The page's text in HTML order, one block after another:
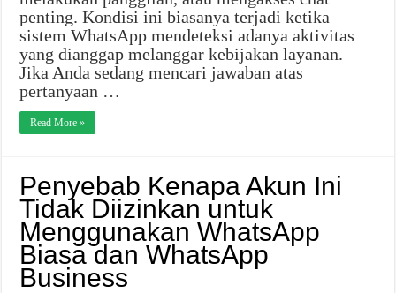
penting. Kondisi ini biasanya terjadi ketika
sistem WhatsApp mendeteksi adanya aktivitas
yang dianggap melanggar kebijakan layanan.
Jika Anda sedang mencari jawaban atas
pertanyaan …
Read More »
Penyebab Kenapa Akun Ini
Tidak Diizinkan untuk
Menggunakan WhatsApp
Biasa dan WhatsApp
Business